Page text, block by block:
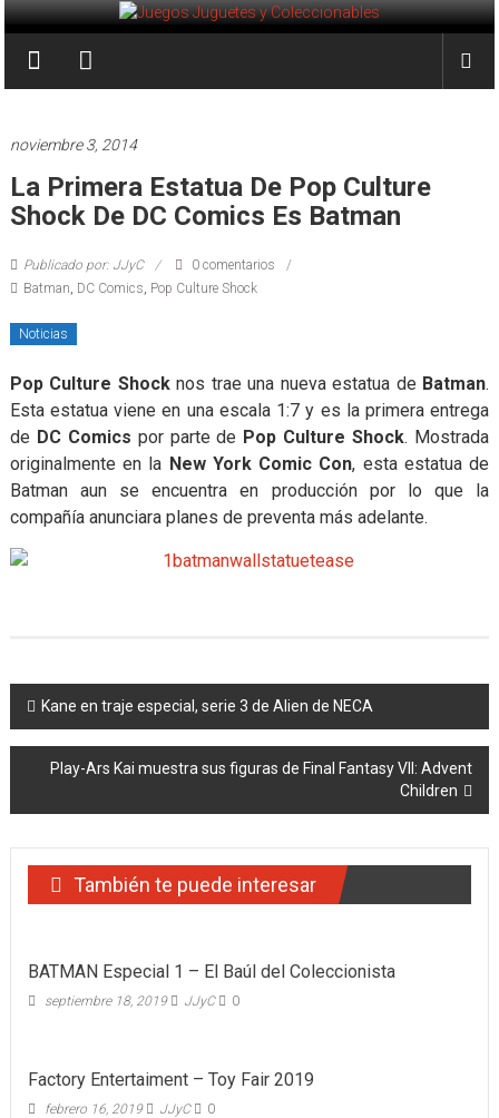
Saltar
al
contenido
Juegos
Juguetes
y
Coleccionables
Noticias
entretenimiento
para
coleccionistas.
noviembre 3, 2014
La Primera Estatua De Pop Culture
Shock De DC Comics Es Batman
Publicado por: JJyC
0 comentarios
Batman DC Comics Pop Culture Shock
Noticias
Pop Culture Shocknos trae una nueva estatua de Batman.
Esta estatua viene en una escala 1:7 y es la primera entrega
de DC Comics por parte de Pop Culture Shock. Mostrada
originalmente en la New York Comic Con, esta estatua de
Batman aun se encuentra en producción por lo que la
compañía anunciara planes de preventa más adelante.
Navegación
de
entradas
Kane en traje especial, serie 3 de Alien de NECA
Play-Ars Kai muestra sus figuras de Final Fantasy VII: Advent
Children
También te puede interesar
BATMAN Especial 1 – El Baúl del Coleccionista
septiembre 18, 2019 JJyC 0
Factory Entertaiment – Toy Fair 2019
febrero 16, 2019 JJyC 0